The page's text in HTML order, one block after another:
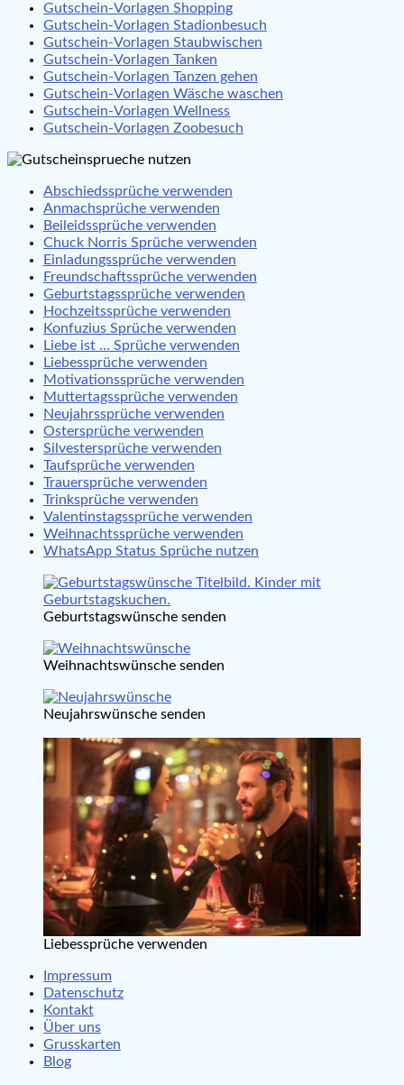
Gutschein-Vorlagen Shopping
Gutschein-Vorlagen Stadionbesuch
Gutschein-Vorlagen Staubwischen
Gutschein-Vorlagen Tanken
Gutschein-Vorlagen Tanzen gehen
Gutschein-Vorlagen Wäsche waschen
Gutschein-Vorlagen Wellness
Gutschein-Vorlagen Zoobesuch
Abschiedssprüche verwenden
Anmachsprüche verwenden
Beileidssprüche verwenden
Chuck Norris Sprüche verwenden
Einladungssprüche verwenden
Freundschaftssprüche verwenden
Geburtstagssprüche verwenden
Hochzeitssprüche verwenden
Konfuzius Sprüche verwenden
Liebe ist … Sprüche verwenden
Liebessprüche verwenden
Motivationssprüche verwenden
Muttertagssprüche verwenden
Neujahrssprüche verwenden
Ostersprüche verwenden
Silvestersprüche verwenden
Taufsprüche verwenden
Trauersprüche verwenden
Trinksprüche verwenden
Valentinstagssprüche verwenden
Weihnachtssprüche verwenden
WhatsApp Status Sprüche nutzen
Geburtstagswünsche senden
Weihnachtswünsche senden
Neujahrswünsche senden
Liebessprüche verwenden
Impressum
Datenschutz
Kontakt
Über uns
Grusskarten
Blog